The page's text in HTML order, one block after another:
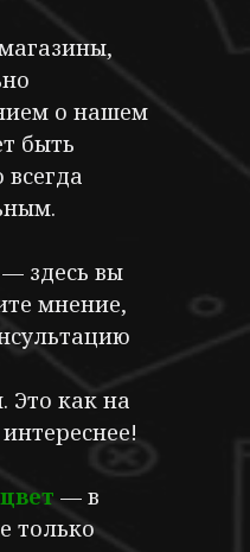
о нашем
быть
— здесь вы
мнение,
Это как на
цвет — в
только